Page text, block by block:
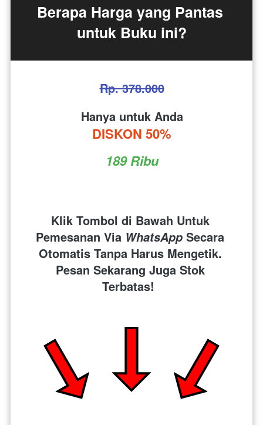
Berapa Harga yang Pantas
untuk Buku ini?
Rp. 378.000
Hanya untuk Anda
DISKON 50%
189 Ribu
Klik Tombol di Bawah Untuk
Pemesanan Via WhatsApp Secara
Otomatis Tanpa Harus Mengetik.
Pesan Sekarang Juga Stok
Terbatas!